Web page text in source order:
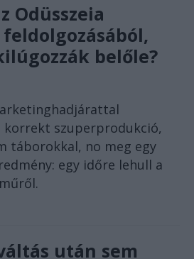
Odüsszeia
belőle?
szuperprodukció,
táborokkal, no meg egy
egy időre lehull a
után sem